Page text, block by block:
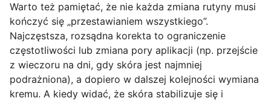
Warto też pamiętać, że nie każda zmiana rutyny musi
kończyć się „przestawianiem wszystkiego”.
Najczęstsza, rozsądna korekta to ograniczenie
częstotliwości lub zmiana pory aplikacji (np. przejście
z wieczoru na dni, gdy skóra jest najmniej
podrażniona), a dopiero w dalszej kolejności wymiana
kremu. A kiedy widać, że skóra stabilizuje się i